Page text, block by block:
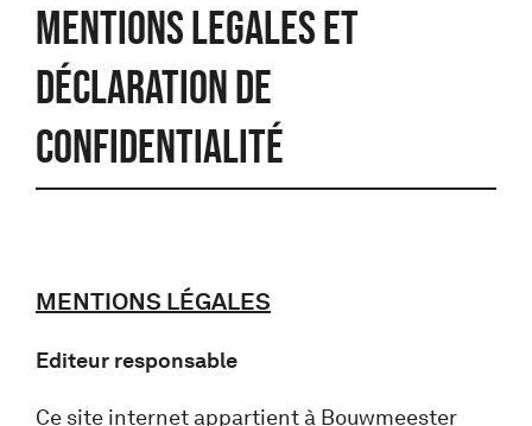
MENTIONS LEGALES ET
DÉCLARATION DE
CONFIDENTIALITÉ
MENTIONS LÉGALES
Editeur responsable
Ce site internet appartient à Bouwmeester